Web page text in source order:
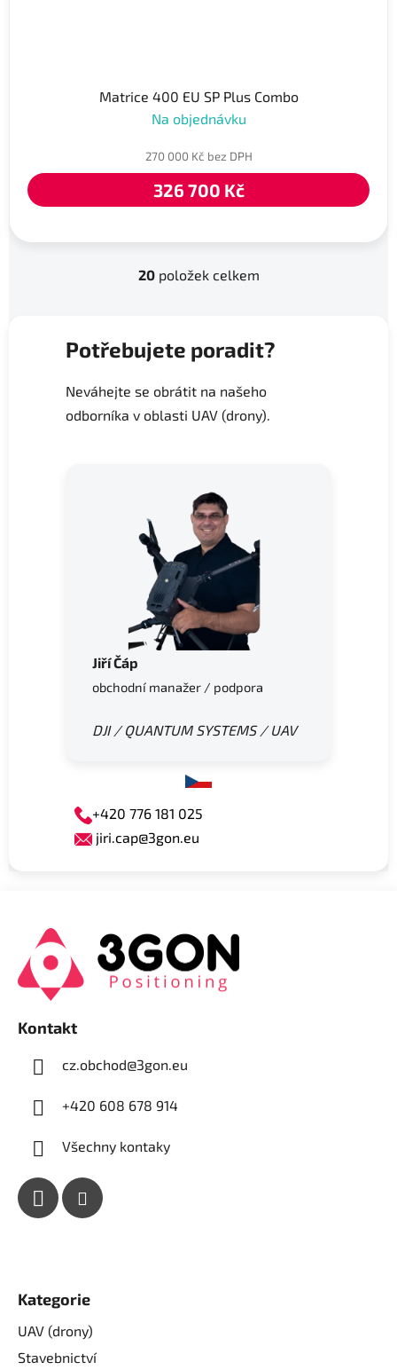
Matrice 400 EU SP Plus Combo
Na objednávku
270 000 Kč bez DPH
326 700 Kč
O
á
d
c
í
k
y
v
ý
p
i
s
u
20položek celkem
Potřebujete poradit?
Neváhejte se obrátit na našeho
odborníka v oblasti UAV (drony).
Jiří Čáp
obchodní manažer / podpora
DJI / QUANTUM SYSTEMS /UAV
+420 776 181 025
jiri.cap@3gon.eu
Kontakt
cz.obchod@3gon.eu
+420 608 678 914
Všechny kontaky
Kategorie
UAV (drony)
Stavebnictví